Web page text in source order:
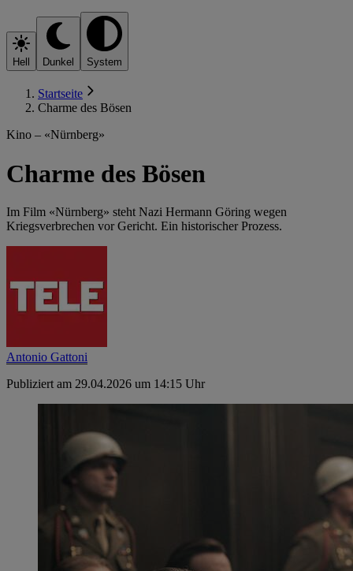
Hell Dunkel System
Startseite
Charme des Bösen
Kino – «Nürnberg»
Charme des Bösen
Im Film «Nürnberg» steht Nazi Hermann Göring wegen
Kriegsverbrechen vor Gericht. Ein historischer Prozess.
Antonio Gattoni
Publiziert am 29.04.2026 um 14:15 Uhr